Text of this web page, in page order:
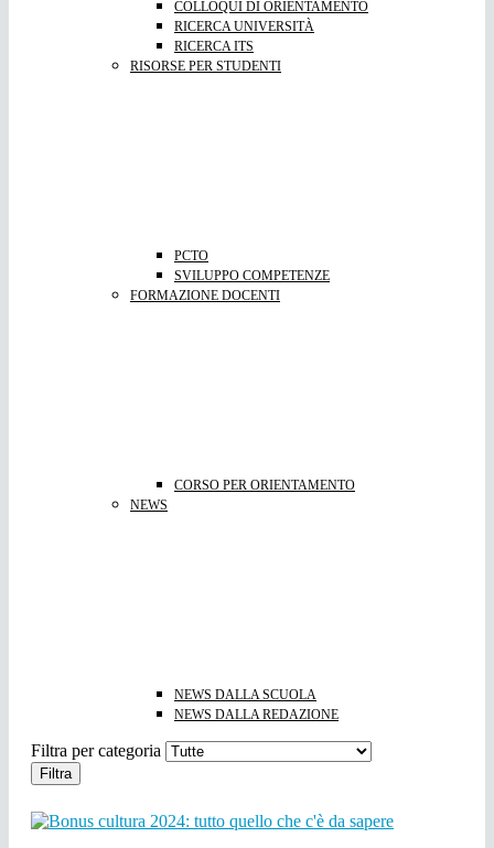
COLLOQUI DI ORIENTAMENTO
RICERCA UNIVERSITÀ
RICERCA ITS
RISORSE PER STUDENTI
PCTO
SVILUPPO COMPETENZE
FORMAZIONE DOCENTI
CORSO PER ORIENTAMENTO
NEWS
NEWS DALLA SCUOLA
NEWS DALLA REDAZIONE
Filtra per categoria
Filtra